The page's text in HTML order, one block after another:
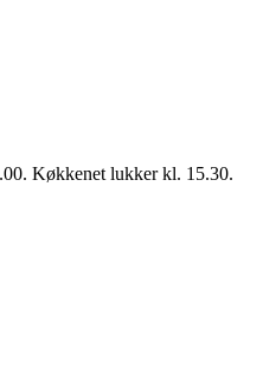
Køkkenet lukker kl. 15.30.